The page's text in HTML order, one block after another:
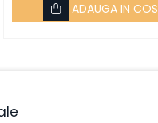
ADAUGA IN COS